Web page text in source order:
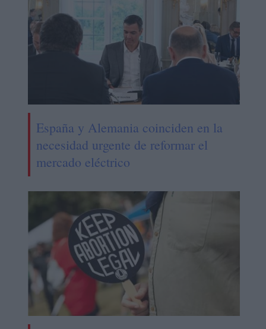
España y Alemania coinciden en la
necesidad urgente de reformar el
mercado eléctrico